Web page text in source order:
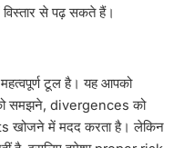
से पढ़ सकते हैं।
टूल है। यह आपको
समझने, divergences को
में मदद करता है। लेकिन